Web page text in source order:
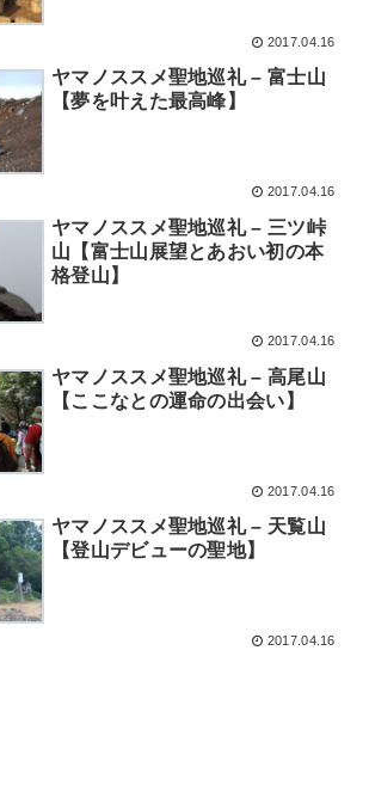
2017.04.16
ヤマノススメ聖地巡礼 – 富士山
【夢を叶えた最高峰】
2017.04.16
ヤマノススメ聖地巡礼 – 三ツ峠
山【富士山展望とあおい初の本
格登山】
2017.04.16
ヤマノススメ聖地巡礼 – 高尾山
【ここなとの運命の出会い】
2017.04.16
ヤマノススメ聖地巡礼 – 天覧山
【登山デビューの聖地】
2017.04.16